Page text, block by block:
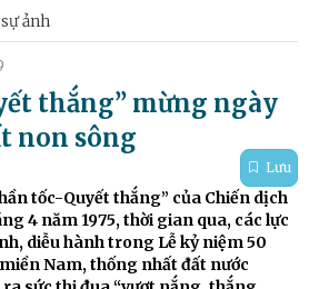
ảnh
thắng” mừng ngày
non sông
Lưu
tốc-Quyết thắng” của Chiến dịch
4 năm 1975, thời gian qua, các lực
diễu hành trong Lễ kỷ niệm 50
Nam, thống nhất đất nước